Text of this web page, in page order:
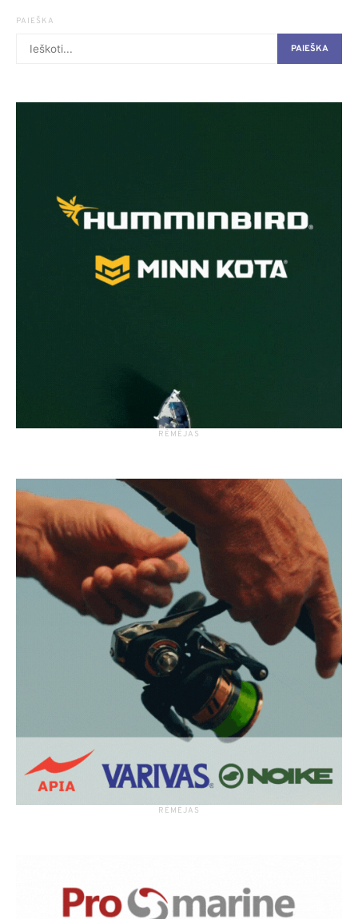
PAIEŠKA
PAIEŠKA
RĖMĖJAS
RĖMĖJAS